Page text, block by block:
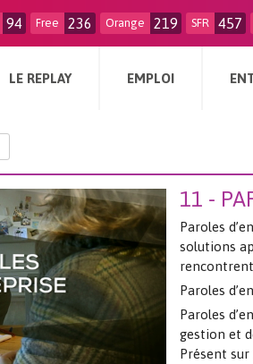
94 Free 236 Orange 219 SFR 457
LE REPLAY EMPLOI
11 -
Paroles
solutions
Paroles
Paroles
gestion et
Présent sur